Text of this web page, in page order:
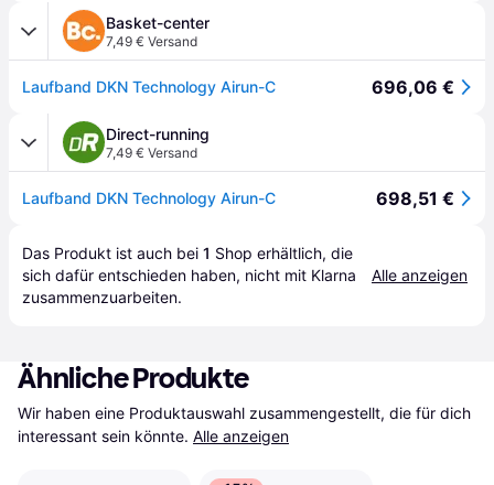
Basket-center
7,49 € Versand
Laufband DKN Technology Airun-C 696,06 €
Direct-running
7,49 € Versand
Laufband DKN Technology Airun-C 698,51 €
Das Produkt ist auch bei 1 Shop erhältlich, die
sich dafür entschieden haben, nicht mit Klarna
zusammenzuarbeiten.
Alle anzeigen
Ähnliche Produkte
Wir haben eine Produktauswahl zusammengestellt, die für dich
interessant sein könnte. Alle anzeigen